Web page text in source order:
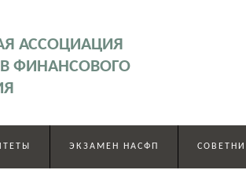
АССОЦИАЦИЯ
ФИНАНСОВОГО
ЭКЗАМЕН НАСФП